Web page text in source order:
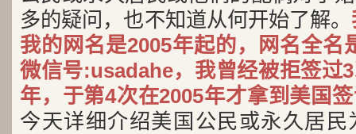
多的疑问，也不知道从何开始了解。
我的网名是2005年起的，网名全名
微信号:usadahe，我曾经被拒签过
年，于第4次在2005年才拿到美国
今天详细介绍美国公民或永久居